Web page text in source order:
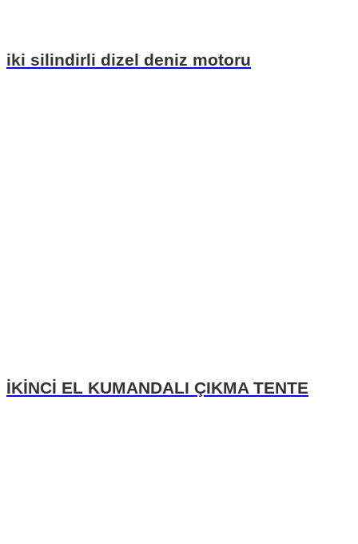
iki silindirli dizel deniz motoru
İKİNCİ EL KUMANDALI ÇIKMA TENTE